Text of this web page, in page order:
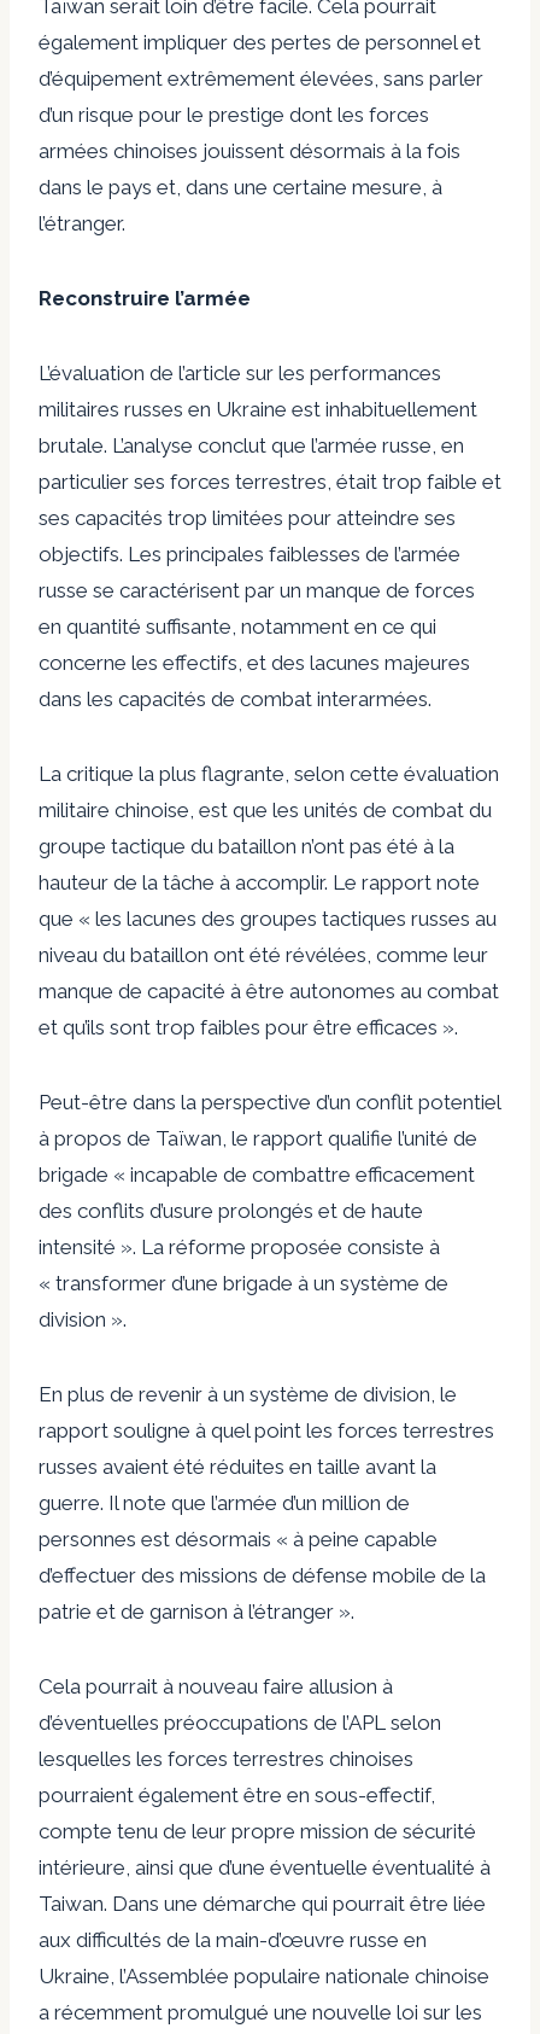
Taïwan serait loin d’être facile. Cela pourrait
également impliquer des pertes de personnel et
d’équipement extrêmement élevées, sans parler
d’un risque pour le prestige dont les forces
armées chinoises jouissent désormais à la fois
dans le pays et, dans une certaine mesure, à
l’étranger.
Reconstruire l’armée
L’évaluation de l’article sur les performances
militaires russes en Ukraine est inhabituellement
brutale. L’analyse conclut que l’armée russe, en
particulier ses forces terrestres, était trop faible et
ses capacités trop limitées pour atteindre ses
objectifs. Les principales faiblesses de l’armée
russe se caractérisent par un manque de forces
en quantité suffisante, notamment en ce qui
concerne les effectifs, et des lacunes majeures
dans les capacités de combat interarmées.
La critique la plus flagrante, selon cette évaluation
militaire chinoise, est que les unités de combat du
groupe tactique du bataillon n’ont pas été à la
hauteur de la tâche à accomplir. Le rapport note
que « les lacunes des groupes tactiques russes au
niveau du bataillon ont été révélées, comme leur
manque de capacité à être autonomes au combat
et qu’ils sont trop faibles pour être efficaces ».
Peut-être dans la perspective d’un conflit potentiel
à propos de Taïwan, le rapport qualifie l’unité de
brigade « incapable de combattre efficacement
des conflits d’usure prolongés et de haute
intensité ». La réforme proposée consiste à
« transformer d’une brigade à un système de
division ».
En plus de revenir à un système de division, le
rapport souligne à quel point les forces terrestres
russes avaient été réduites en taille avant la
guerre. Il note que l’armée d’un million de
personnes est désormais « à peine capable
d’effectuer des missions de défense mobile de la
patrie et de garnison à l’étranger ».
Cela pourrait à nouveau faire allusion à
d’éventuelles préoccupations de l’APL selon
lesquelles les forces terrestres chinoises
pourraient également être en sous-effectif,
compte tenu de leur propre mission de sécurité
intérieure, ainsi que d’une éventuelle éventualité à
Taiwan. Dans une démarche qui pourrait être liée
aux difficultés de la main-d’œuvre russe en
Ukraine, l’Assemblée populaire nationale chinoise
a récemment promulgué une nouvelle loi sur les